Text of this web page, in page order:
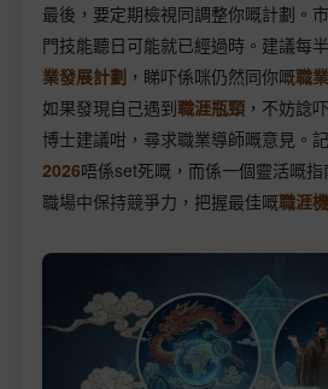
最後，要定期檢視同調整你嘅計劃。
門技能聽日可能就已經過時。建議每
業發展計劃 ，睇吓係咪仍然同你嘅職
如果發現自己遇到職涯瓶頸 ，不妨諗
博士建議咁，尋求職業導師嘅意見。記
2026唔係set死嘅，而係一個靈活嘅
職場中保持競爭力，把握最佳嘅職涯